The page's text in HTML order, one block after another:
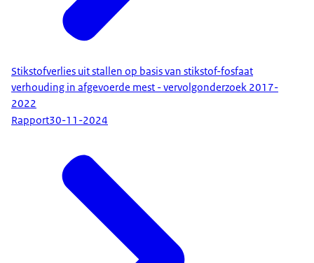
Stikstofverlies uit stallen op basis van stikstof-fosfaat
verhouding in afgevoerde mest - vervolgonderzoek 2017-
2022
Rapport30-11-2024